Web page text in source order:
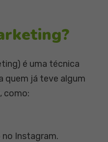
é uma técnica
quem já teve algum
como:
Instagram.